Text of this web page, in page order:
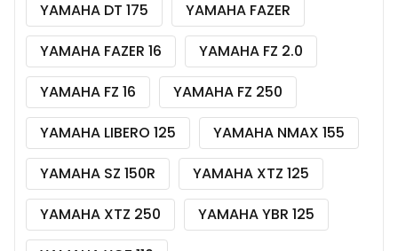
YAMAHA DT 175
YAMAHA FAZER
YAMAHA FAZER 16
YAMAHA FZ 2.0
YAMAHA FZ 16
YAMAHA FZ 250
YAMAHA LIBERO 125
YAMAHA NMAX 155
YAMAHA SZ 150R
YAMAHA XTZ 125
YAMAHA XTZ 250
YAMAHA YBR 125